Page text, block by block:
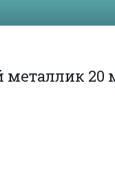
металлик 20